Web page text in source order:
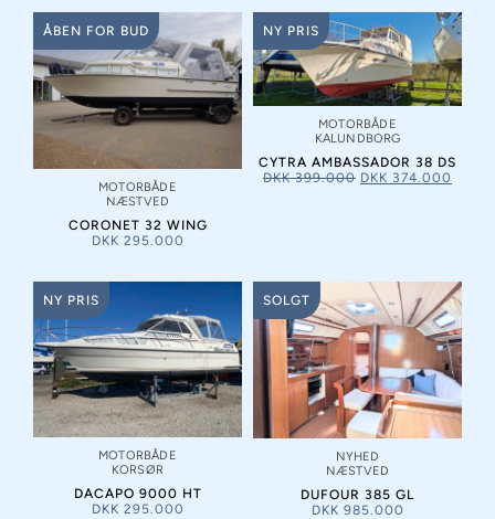
ÅBEN FOR BUD
NY PRIS
MOTORBÅDE
NÆSTVED
CORONET 32 WING
DKK 295.000
NY PRIS
MOTORBÅDE
KALUNDBORG
CYTRA AMBASSADOR 38 DS
DKK399.000 DKK 374.000
NY PRIS
MOTORBÅDE
KORSØR
DACAPO 9000 HT
DKK 295.000
SOLGT
NYHED
NÆSTVED
DUFOUR 385 GL
DKK 985.000